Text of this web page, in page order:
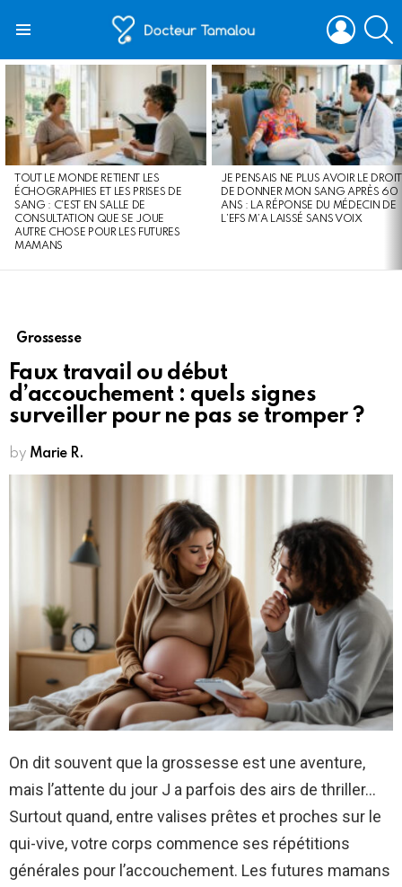
LOGIN
LATEST
STORIES
TOUT LE MONDE RETIENT LES
ÉCHOGRAPHIES ET LES PRISES DE
SANG : C’EST EN SALLE DE
CONSULTATION QUE SE JOUE
AUTRE CHOSE POUR LES FUTURES
MAMANS
JE PENSAIS NE PLUS AVOIR LE DROIT
DE DONNER MON SANG APRÈS 60
ANS : LA RÉPONSE DU MÉDECIN DE
L’EFS M’A LAISSÉ SANS VOIX
Grossesse
Faux travail ou début
d’accouchement : quels signes
surveiller pour ne pas se tromper ?
by Marie R.
On dit souvent que la grossesse est une aventure,
mais l’attente du jour J a parfois des airs de thriller…
Surtout quand, entre valises prêtes et proches sur le
qui-vive, votre corps commence ses répétitions
générales pour l’accouchement. Les futures mamans